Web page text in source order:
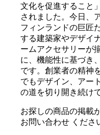
文化を促進すること
されました。今日、
フィンランドの巨匠
する建築家やデザイ
ームアクセサリーが
に、機能性に基づき
です。創業者の精神
でもデザイン、アー
の道を切り開き続け
お探しの商品の掲載
お問い合わせ くださ